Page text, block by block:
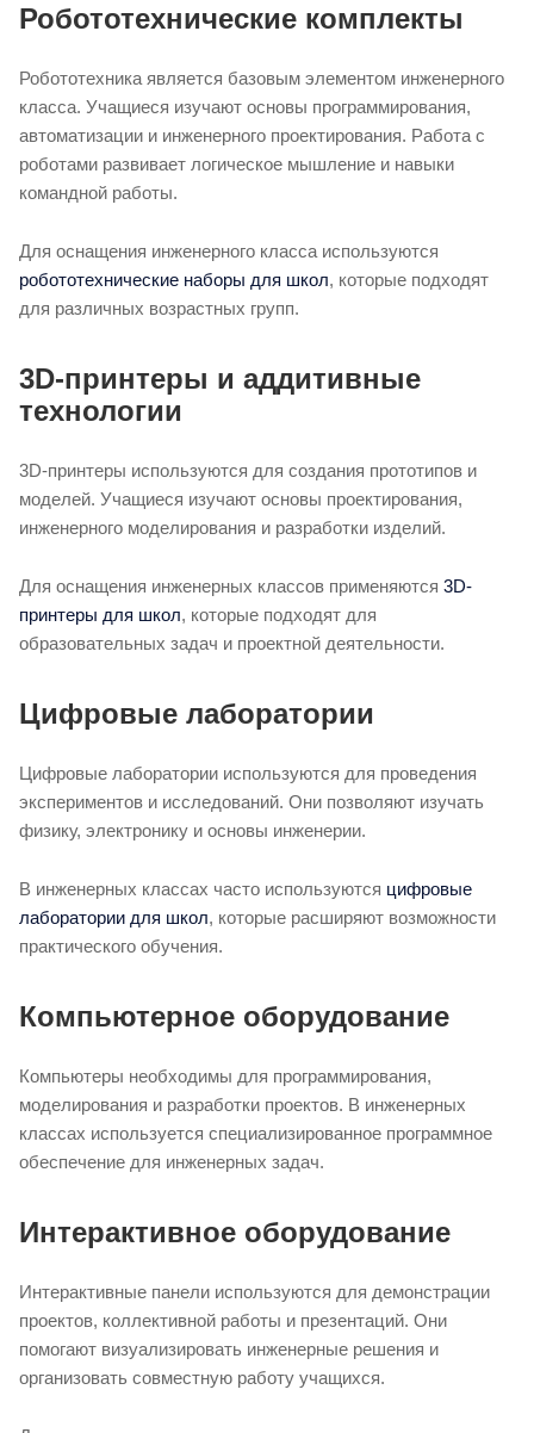
Робототехнические комплекты
Робототехника является базовым элементом инженерного
класса. Учащиеся изучают основы программирования,
автоматизации и инженерного проектирования. Работа с
роботами развивает логическое мышление и навыки
командной работы.
Для оснащения инженерного класса используются
робототехнические наборы для школ, которые подходят
для различных возрастных групп.
3D-принтеры и аддитивные
технологии
3D-принтеры используются для создания прототипов и
моделей. Учащиеся изучают основы проектирования,
инженерного моделирования и разработки изделий.
Для оснащения инженерных классов применяются 3D-
принтеры для школ, которые подходят для
образовательных задач и проектной деятельности.
Цифровые лаборатории
Цифровые лаборатории используются для проведения
экспериментов и исследований. Они позволяют изучать
физику, электронику и основы инженерии.
В инженерных классах часто используются цифровые
лаборатории для школ, которые расширяют возможности
практического обучения.
Компьютерное оборудование
Компьютеры необходимы для программирования,
моделирования и разработки проектов. В инженерных
классах используется специализированное программное
обеспечение для инженерных задач.
Интерактивное оборудование
Интерактивные панели используются для демонстрации
проектов, коллективной работы и презентаций. Они
помогают визуализировать инженерные решения и
организовать совместную работу учащихся.